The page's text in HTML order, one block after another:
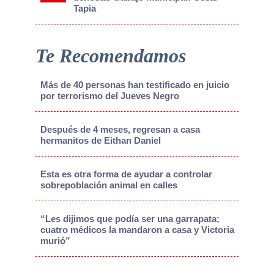
Tapia
Te Recomendamos
Más de 40 personas han testificado en juicio
por terrorismo del Jueves Negro
Después de 4 meses, regresan a casa
hermanitos de Eithan Daniel
Esta es otra forma de ayudar a controlar
sobrepoblación animal en calles
“Les dijimos que podía ser una garrapata;
cuatro médicos la mandaron a casa y Victoria
murió”